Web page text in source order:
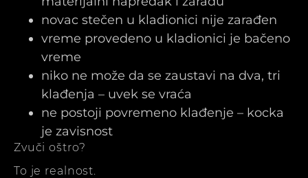
novac stečen u kladionici nije zarađen
vreme provedeno u kladionici je bačeno
vreme
niko ne može da se zaustavi na dva, tri
klađenja – uvek se vraća
ne postoji povremeno klađenje – kocka
je zavisnost
Zvuči oštro?
To je realnost.